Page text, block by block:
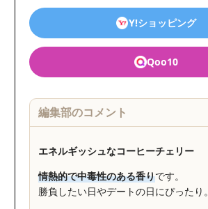
Y!ショッピング
Qoo10
編集部のコメント
エネルギッシュなコーヒーチェリー
情熱的で中毒性のある香りです。
勝負したい日やデートの日にぴったり。